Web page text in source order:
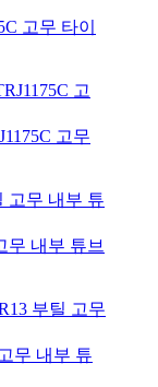
고무 타이
고무
무 내부 튜브
무 내부 튜